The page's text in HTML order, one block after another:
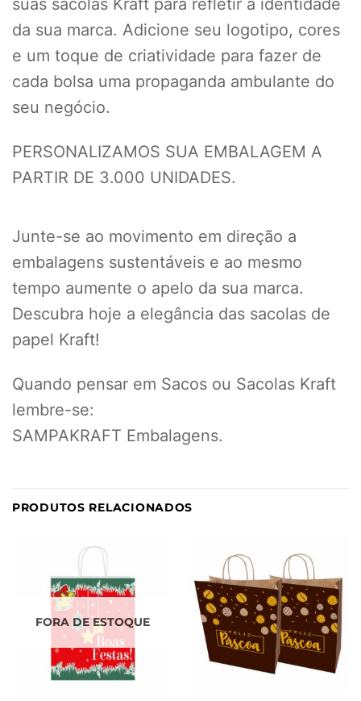
da sua marca. Adicione seu logotipo, cores
e um toque de criatividade para fazer de
cada bolsa uma propaganda ambulante do
seu negócio.
PERSONALIZAMOS SUA EMBALAGEM A
PARTIR DE 3.000 UNIDADES.
Junte-se ao movimento em direção a
embalagens sustentáveis e ao mesmo
tempo aumente o apelo da sua marca.
Descubra hoje a elegância das sacolas de
papel Kraft!
Quando pensar em Sacos ou Sacolas Kraft
lembre-se:
SAMPAKRAFT Embalagens.
PRODUTOS RELACIONADOS
FORA DE ESTOQUE